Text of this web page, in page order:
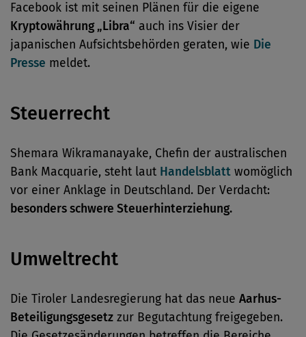
Facebook ist mit seinen Plänen für die eigene
Kryptowährung „Libra“ auch ins Visier der
japanischen Aufsichtsbehörden geraten, wie Die
Presse meldet.
Steuerrecht
Shemara Wikramanayake, Chefin der australischen
Bank Macquarie, steht laut Handelsblatt womöglich
vor einer Anklage in Deutschland. Der Verdacht:
besonders schwere Steuerhinterziehung.
Umweltrecht
Die Tiroler Landesregierung hat das neue Aarhus-
Beteiligungsgesetz zur Begutachtung freigegeben.